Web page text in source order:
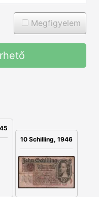
Megfigyelem
10 Schilling, 1946